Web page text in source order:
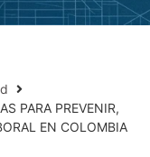
PARA PREVENIR,
EN COLOMBIA